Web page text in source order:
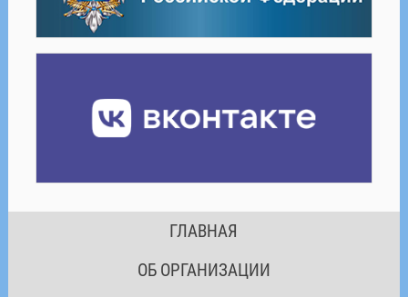
ГЛАВНАЯ
ОБ ОРГАНИЗАЦИИ